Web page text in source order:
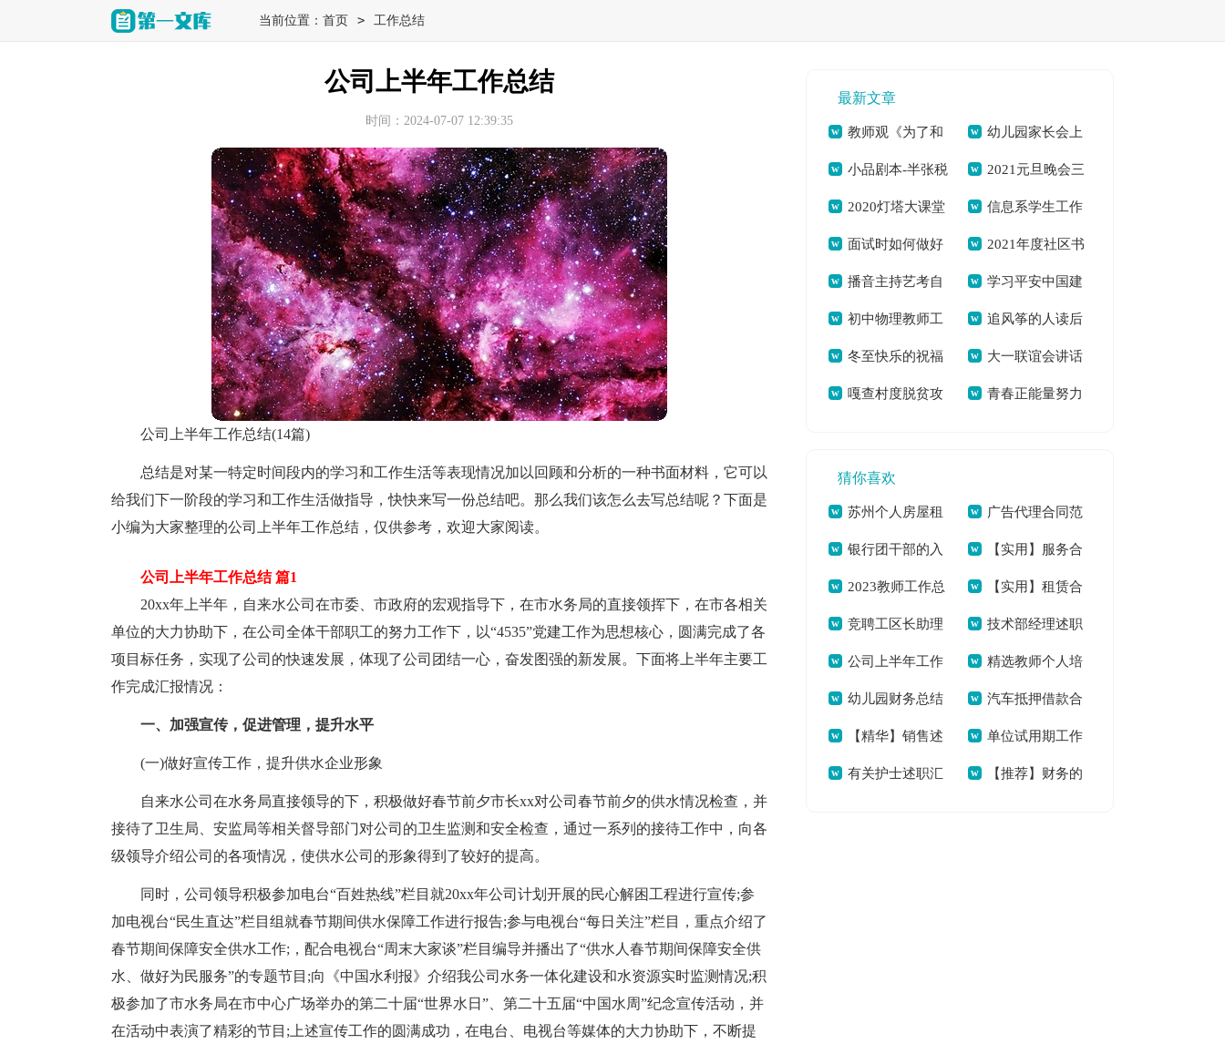
当前位置： 首页 > 工作总结
公司上半年工作总结
时间：2024-07-07 12:39:35
公司上半年工作总结(14篇)
总结是对某一特定时间段内的学习和工作生活等表现情况加以回顾和分析的一种书面材料，它可以
给我们下一阶段的学习和工作生活做指导，快快来写一份总结吧。那么我们该怎么去写总结呢？下面是
小编为大家整理的公司上半年工作总结，仅供参考，欢迎大家阅读。
公司上半年工作总结 篇1
20xx年上半年，自来水公司在市委、市政府的宏观指导下，在市水务局的直接领挥下，在市各相关
单位的大力协助下，在公司全体干部职工的努力工作下，以“4535”党建工作为思想核心，圆满完成了各
项目标任务，实现了公司的快速发展，体现了公司团结一心，奋发图强的新发展。下面将上半年主要工
作完成汇报情况：
一、加强宣传，促进管理，提升水平
(一)做好宣传工作，提升供水企业形象
自来水公司在水务局直接领导的下，积极做好春节前夕市长xx对公司春节前夕的供水情况检查，并
接待了卫生局、安监局等相关督导部门对公司的卫生监测和安全检查，通过一系列的接待工作中，向各
级领导介绍公司的各项情况，使供水公司的形象得到了较好的提高。
同时，公司领导积极参加电台“百姓热线”栏目就20xx年公司计划开展的民心解困工程进行宣传;参
加电视台“民生直达”栏目组就春节期间供水保障工作进行报告;参与电视台“每日关注”栏目，重点介绍了
春节期间保障安全供水工作;，配合电视台“周末大家谈”栏目编导并播出了“供水人春节期间保障安全供
水、做好为民服务”的专题节目;向《中国水利报》介绍我公司水务一体化建设和水资源实时监测情况;积
极参加了市水务局在市中心广场举办的第二十届“世界水日”、第二十五届“中国水周”纪念宣传活动，并
在活动中表演了精彩的节目;上述宣传工作的圆满成功，在电台、电视台等媒体的大力协助下，不断提
最新文章
教师观《为了和
平》观后感想[本文
共5359字]
幼儿园家长会上
的育儿经验交流演讲
稿[本文共1794字]
小品剧本-半张税
票(精选多篇)[本文共
11103字]
2021元旦晚会三
分钟开场白开场词
[本文共3196字]
2020灯塔大课堂
第十课观后感心得体
会多篇[本文共5054
字]
信息系学生工作
总结[本文共8230字]
面试时如何做好
自我介绍？[本文共
3445字]
2021年度社区书
记述职述责述廉报告
[本文共2321字]
播音主持艺考自
我介绍（投稿3篇）
[本文共1431字]
学习平安中国建
设工作会议的心得体
会(精选多篇)[本文共
5350字]
初中物理教师工
作总结多篇[本文共
5375字]
追风筝的人读后
感 优选15篇[本文共
14136字]
冬至快乐的祝福
语（共2篇）[本文共
大一联谊会讲话
稿[本文共4957字]
嘎查村度脱贫攻
1762字]
青春正能量努力
猜你喜欢
苏州个人房屋租
赁合同8篇[本文共
9343字]
广告代理合同范
文锦集九篇[本文共
8489字]
银行团干部的入
党申请例文[本文共
10123字]
【实用】服务合
同合集9篇[本文共
16613字]
2023教师工作总
结15篇[本文共
18643字]
【实用】租赁合
同模板集锦6篇[本文
共4404字]
竞聘工区长助理
岗位演讲稿[本文共
5989字]
技术部经理述职
报告(7篇)[本文共
11984字]
公司上半年工作
总结(14篇)[本文共
25290字]
精选教师个人培
训总结集合十篇[本
文共13573字]
幼儿园财务总结
15篇[本文共16443
字]
汽车抵押借款合
同汇编15篇[本文共
17092字]
【精华】销售述
职报告模板合集六篇
单位试用期工作
心得体会[本文共
有关护士述职汇 【推荐】财务的